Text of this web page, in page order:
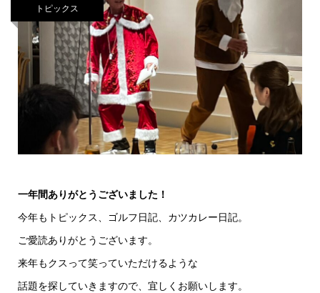
トピックス
一年間ありがとうございました！
今年もトピックス、ゴルフ日記、カツカレー日記。
ご愛読ありがとうございます。
来年もクスって笑っていただけるような
話題を探していきますので、宜しくお願いします。